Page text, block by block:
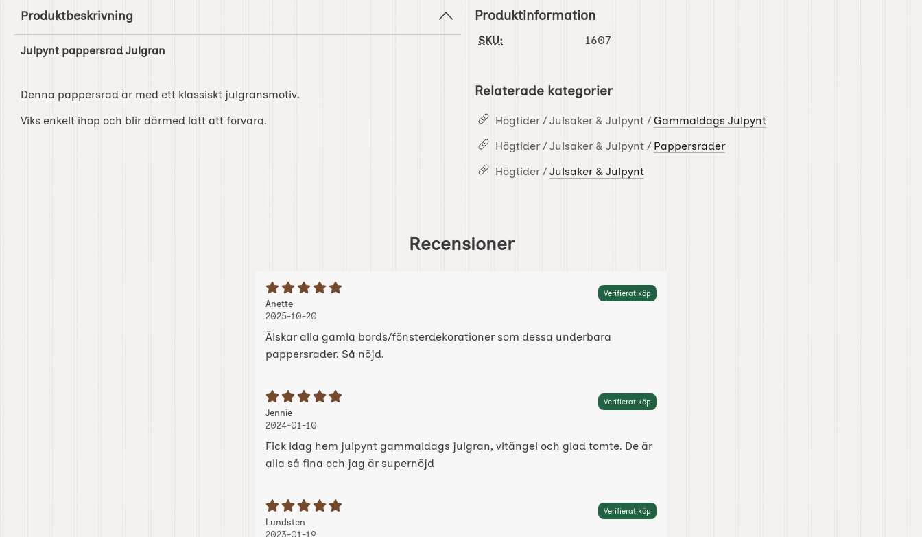
Produktbeskrivning
Julpynt pappersrad Julgran
Denna pappersrad är med ett klassiskt julgransmotiv.
Viks enkelt ihop och blir därmed lätt att förvara.
Produktinformation
SKU: 1607
Relaterade kategorier
Högtider / Julsaker & Julpynt / Gammaldags Julpynt
Högtider / Julsaker & Julpynt / Pappersrader
Högtider / Julsaker & Julpynt
Recensioner
Betyg: 5 Stjärnor av 5 Verifierat köp
Recension av:
Anette, 2025-10-20
, 2025-10-20
2025-10-20
Älskar alla gamla bords/fönsterdekorationer som dessa underbara
pappersrader. Så nöjd.
Betyg: 5 Stjärnor av 5 Verifierat köp
Recension av:
Jennie, 2024-01-10
, 2024-01-10
2024-01-10
Fick idag hem julpynt gammaldags julgran, vitängel och glad tomte. De är
alla så fina och jag är supernöjd
Betyg: 5 Stjärnor av 5 Verifierat köp
Recension av:
Lundsten
2023-01-19